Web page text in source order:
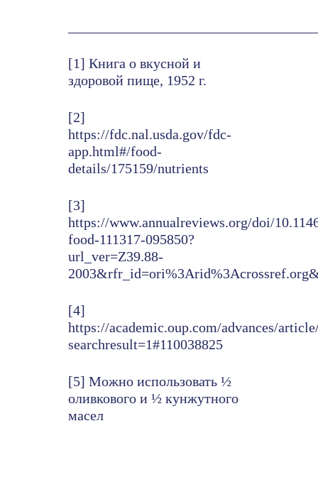
[1] Книга о вкусной и
здоровой пище, 1952 г.
[2]
https://fdc.nal.usda.gov/fdc-
app.html#/food-
details/175159/nutrients
[3]
https://www.annualreviews.org/doi/
food-111317-095850?
url_ver=Z39.88-
[4]
https://academic.oup.com/advances/
searchresult=1#110038825
[5] Можно использовать ½
оливкового и ½ кунжутного
масел